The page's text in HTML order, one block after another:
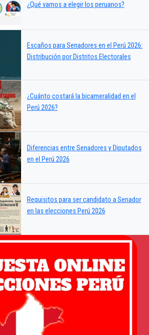
¿Qué vamos a elegir los peruanos?
Escaños para Senadores en el Perú 2026:
Distribución por Distritos Electorales
¿Cuánto costará la bicameralidad en el
Perú 2026?
Diferencias entre Senadores y Diputados
en el Perú 2026
Requisitos para ser candidato a Senador
en las elecciones Perú 2026